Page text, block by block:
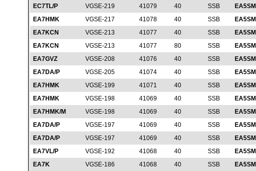
EC7TL/P
VGSE-219 41079 40 SSB EA5SM
EA7HMK
VGSE-217 41078 40 SSB EA5SM
EA7KCN
VGSE-213 41077 40 SSB EA5SM
EA7KCN
VGSE-213 41077 80 SSB EA5SM
EA7GVZ
VGSE-208 41076 40 SSB EA5SM
EA7DA/P
VGSE-205 41074 40 SSB EA5SM
EA7HMK
VGSE-199 41071 40 SSB EA5SM
EA7HMK
VGSE-198 41069 40 SSB EA5SM
EA7HMK/M
VGSE-198 41069 40 SSB EA5SM
EA7DA/P
VGSE-197 41069 40 SSB EA5SM
EA7DA/P
VGSE-197 41069 40 SSB EA5SM
EA7VL/P
VGSE-192 41068 40 SSB EA5SM
EA7K
VGSE-186 41068 40 SSB EA5SM